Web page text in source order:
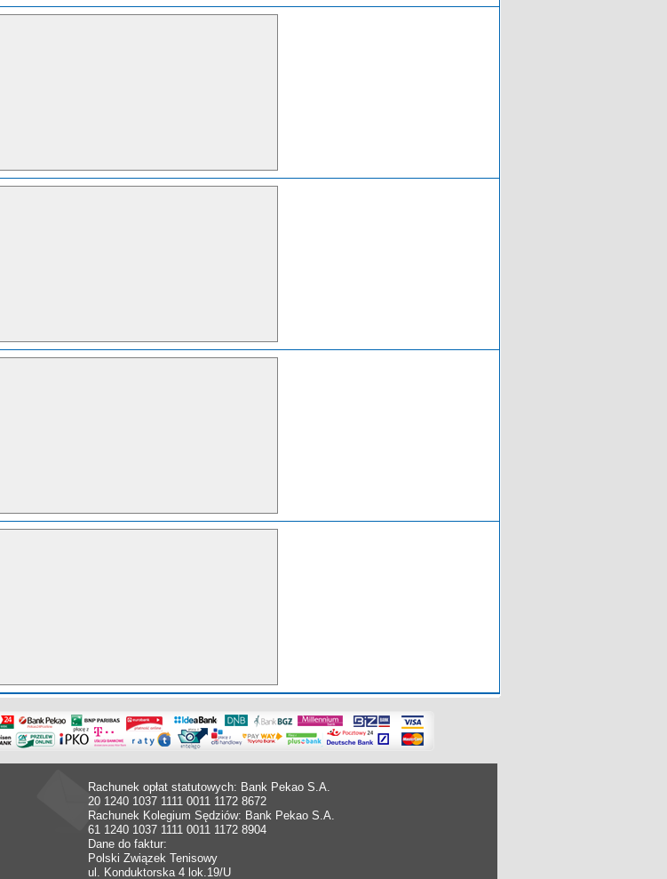
Rachunek opłat statutowych: Bank Pekao S.A.
20 1240 1037 1111 0011 1172 8672
Rachunek Kolegium Sędziów: Bank Pekao S.A.
61 1240 1037 1111 0011 1172 8904
Dane do faktur:
Polski Związek Tenisowy
ul. Konduktorska 4 lok.19/U